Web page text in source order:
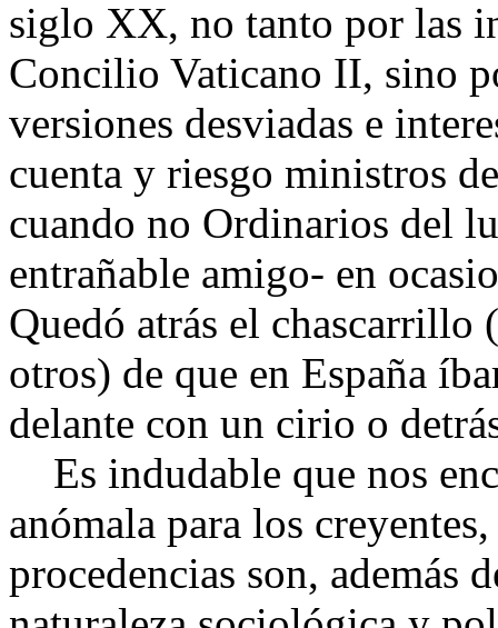
siglo XX, no tanto por las
Concilio Vaticano II, sino
versiones desviadas e
cuenta y riesgo ministros
cuando no Ordinarios del
entrañable amigo- en
Quedó atrás el
otros) de que en España
delante con un cirio o
Es indudable que nos
anómala para los
procedencias son, además